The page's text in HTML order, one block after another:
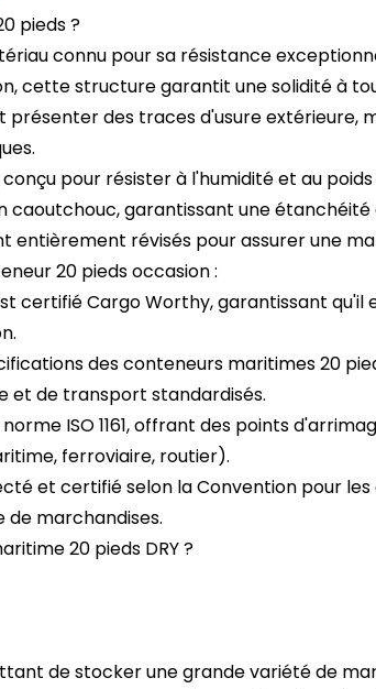
pieds ?
connu pour sa résistance
cette structure garantit une solidité à
présenter des traces d'usure extérieure,
pour résister à l'humidité et au
caoutchouc, garantissant une
révisés pour assurer une
20 pieds occasion :
certifié Cargo Worthy, garantissant qu'il
des conteneurs maritimes 20
et de transport standardisés.
ISO 1161, offrant des points
ferroviaire, routier).
et certifié selon la Convention pour
marchandises.
20 pieds DRY ?
de stocker une grande variété de